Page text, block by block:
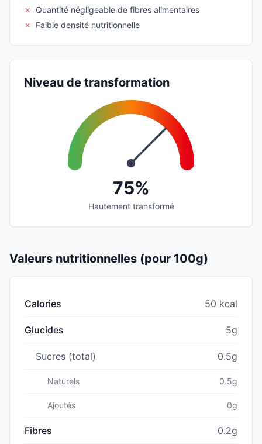
✗
Quantité négligeable de fibres alimentaires
✗
Faible densité nutritionnelle
Niveau de transformation
75%
Hautement transformé
Valeurs nutritionnelles (pour 100g)
Calories 50 kcal
Glucides 5g
Sucres (total) 0.5g
Naturels 0.5g
Ajoutés 0g
Fibres 0.2g